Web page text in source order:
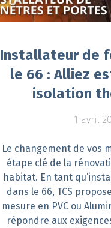
Installateur de
le 66 : Alliez
isolation
1 avril
Le changement de vos
étape clé de la
habitat. En tant
dans le 66, TCS
mesure en PVC ou
répondre aux